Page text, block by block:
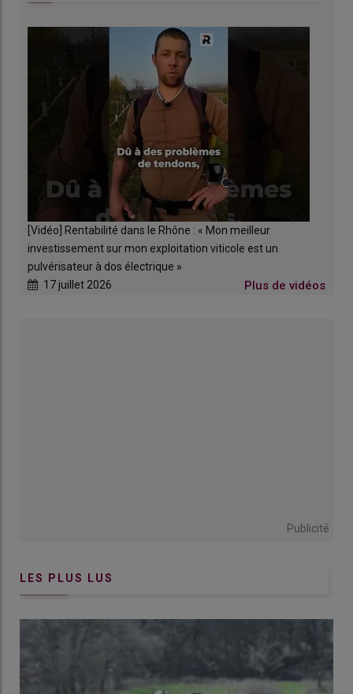
[Vidéo] Rentabilité dans le Rhône : « Mon meilleur
investissement sur mon exploitation viticole est un
pulvérisateur à dos électrique »
17 juillet 2026
Plus de vidéos
Publicité
LES PLUS LUS